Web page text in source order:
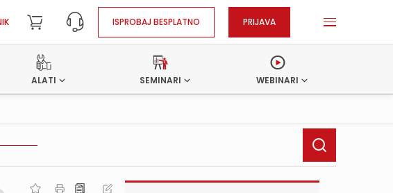
ISPROBAJ BESPLATNO PRIJAVA
ALATI SEMINARI WEBINARI